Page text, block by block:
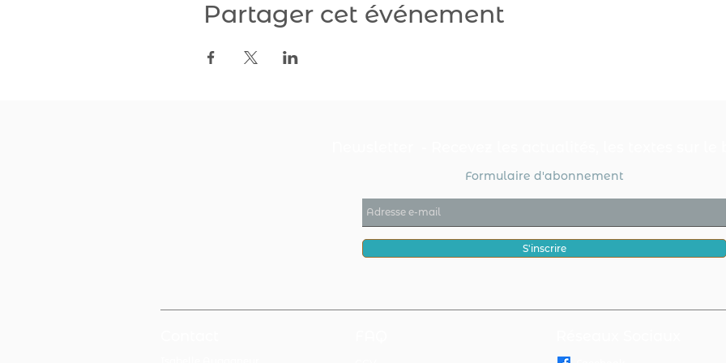
Partager cet événement
Formulaire d'abonnement
S'inscrire